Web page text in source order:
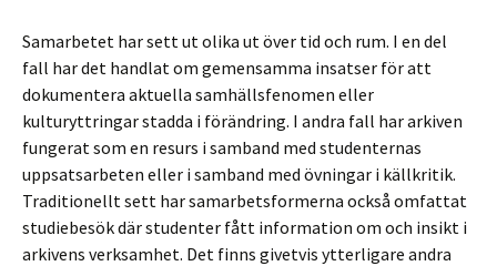
Samarbetet har sett ut olika ut över tid och rum. I en del
fall har det handlat om gemensamma insatser för att
dokumentera aktuella samhällsfenomen eller
kulturyttringar stadda i förändring. I andra fall har arkiven
fungerat som en resurs i samband med studenternas
uppsatsarbeten eller i samband med övningar i källkritik.
Traditionellt sett har samarbetsformerna också omfattat
studiebesök där studenter fått information om och insikt i
arkivens verksamhet. Det finns givetvis ytterligare andra